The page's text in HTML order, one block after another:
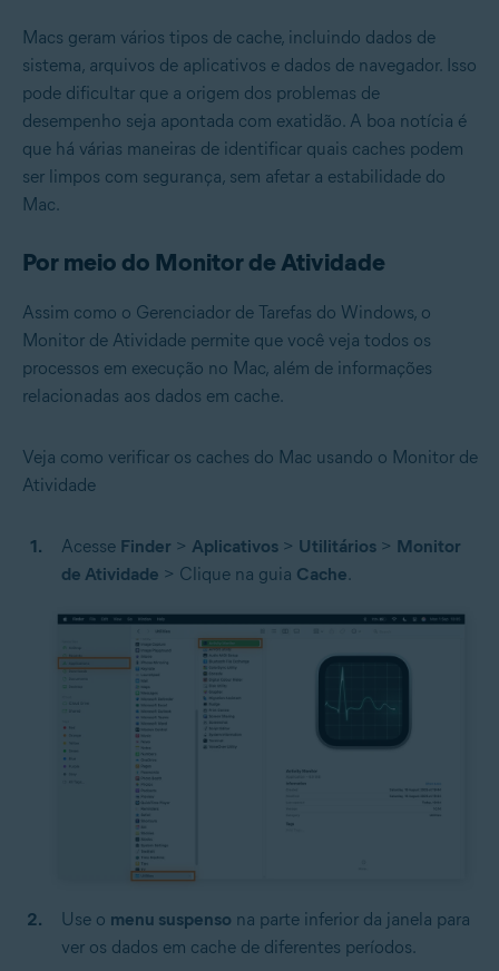
Macs geram vários tipos de cache, incluindo dados de
sistema, arquivos de aplicativos e dados de navegador. Isso
pode dificultar que a origem dos problemas de
desempenho seja apontada com exatidão. A boa notícia é
que há várias maneiras de identificar quais caches podem
ser limpos com segurança, sem afetar a estabilidade do
Mac.
Por meio do Monitor de Atividade
Assim como o Gerenciador de Tarefas do Windows, o
Monitor de Atividade permite que você veja todos os
processos em execução no Mac, além de informações
relacionadas aos dados em cache.
Veja como verificar os caches do Mac usando o Monitor de
Atividade
Acesse Finder > Aplicativos > Utilitários > Monitor
de Atividade > Clique na guia Cache.
Use o menu suspenso na parte inferior da janela para
ver os dados em cache de diferentes períodos.